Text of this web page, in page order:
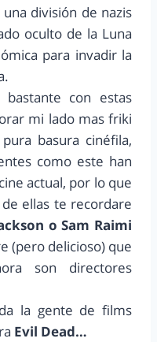
una división de nazis
oculto de la Luna
para invadir la
con estas
mi lado mas friki
basura cinéfila,
como este han
actual, por lo que
ellas te recordare
o Sam Raimi
(pero delicioso) que
son directores
la gente de films
Evil Dead…